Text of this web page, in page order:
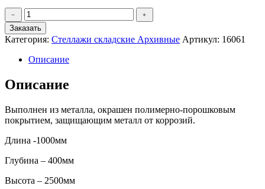
Количество
товара
Стеллаж
складской
1000*400*2500мм
﹣
﹢
Заказать
Категория: Стеллажи складские Архивные Артикул: 16061
Описание
Описание
Выполнен из металла, окрашен полимерно-порошковым
покрытием, защищающим металл от коррозий.
Длина -1000мм
Глубина – 400мм
Высота – 2500мм